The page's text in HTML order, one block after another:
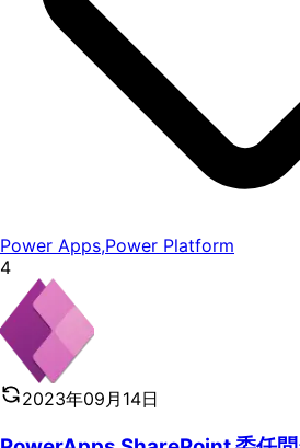
Power Apps,Power Platform
4
2023年09月14日